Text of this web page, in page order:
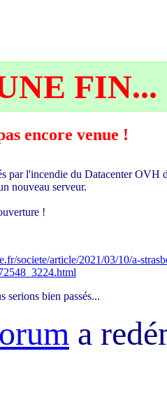
FIN...
encore venue !
par l'incendie du Datacenter OVH
nouveau serveur.
!
societe/article/2021/03/10/a-
serions bien passés...
a